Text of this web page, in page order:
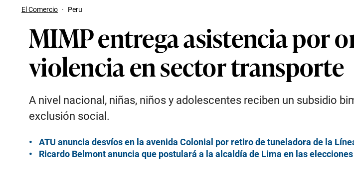
El Comercio · Peru
MIMP entrega asistencia por
violencia en sector transporte
A nivel nacional, niñas, niños y adolescentes reciben un subsidio
exclusión social.
ATU anuncia desvíos en la avenida Colonial por retiro de tuneladora de la
Ricardo Belmont anuncia que postulará a la alcaldía de Lima en las